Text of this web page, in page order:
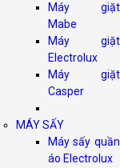
Máy giặt
Mabe
Máy giặt
Electrolux
Máy giặt
Casper
MÁY SẤY
Máy sấy quần
áo Electrolux